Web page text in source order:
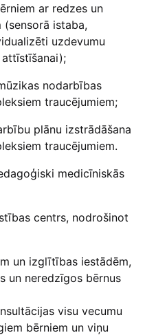
ar redzes un
(sensorā istaba,
uzdevumu
nodarbības
traucējumiem;
plānu izstrādāšana
traucējumiem.
medicīniskās
centrs, nodrošinot
un izglītības iestādēm,
un neredzīgos bērnus
visu vecumu
bērniem un viņu